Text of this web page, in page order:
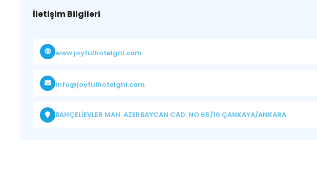
İletişim Bilgileri
www.joyfulhotelgnl.com
info@joyfulhotelgnl.com
BAHÇELİEVLER MAH. AZERBAYCAN CAD. NO 65/16 ÇANKAYA/ANKARA